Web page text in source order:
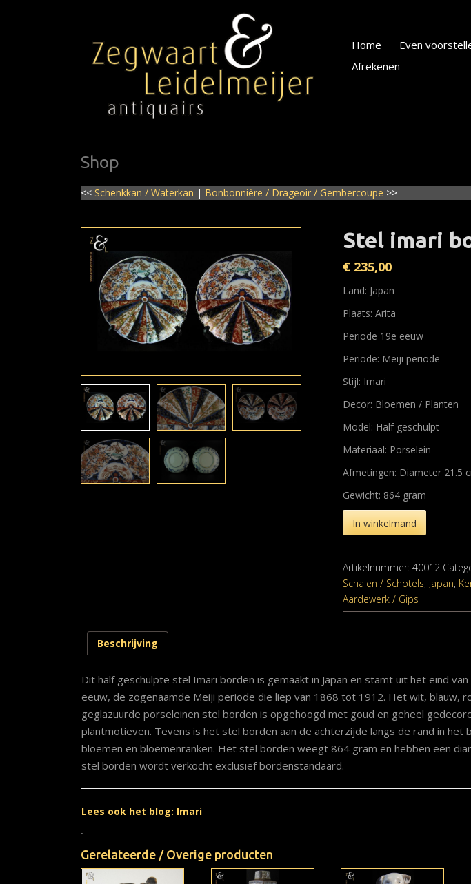
Home Even
Afrekenen
Shop
<< Schenkkan / Waterkan | Bonbonnière / Drageoir / Gembercoupe >>
Stel imari
€235,00
Land: Japan
Plaats: Arita
Periode 19e eeuw
Periode: Meiji periode
Stijl: Imari
Decor: Bloemen / Planten
Model: Half geschulpt
Materiaal: Porselein
Afmetingen: Diameter 21.5
Gewicht: 864 gram
In winkelmand
Artikelnummer: 40012
Schalen / Schotels, Japan,
Aardewerk / Gips
Beschrijving
Dit half geschulpte stel Imari borden is gemaakt in Japan en stamt uit het eind
eeuw, de zogenaamde Meiji periode die liep van 1868 tot 1912. Het wit, blauw,
geglazuurde porseleinen stel borden is opgehoogd met goud en geheel
plantmotieven. Tevens is het stel borden aan de achterzijde langs de rand in het
bloemen en bloemenranken. Het stel borden weegt 864 gram en hebben een
stel borden wordt verkocht exclusief bordenstandaard.
Lees ook het blog: Imari
Gerelateerde / Overige producten